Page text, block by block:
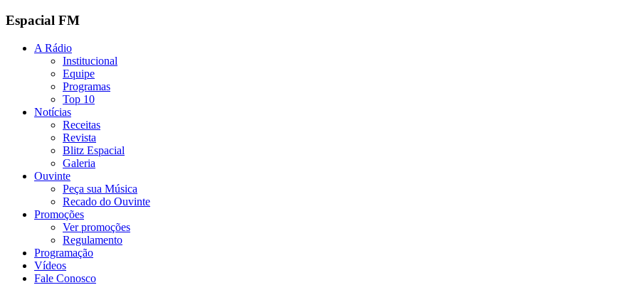
Espacial FM
A Rádio
Institucional
Equipe
Programas
Top 10
Notícias
Receitas
Revista
Blitz Espacial
Galeria
Ouvinte
Peça sua Música
Recado do Ouvinte
Promoções
Ver promoções
Regulamento
Programação
Vídeos
Fale Conosco